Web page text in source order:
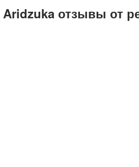
отзывы от